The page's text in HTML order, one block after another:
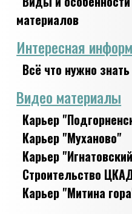
материалов
Интересная
Всё что нужно
Видео материалы
Карьер
Карьер "Муханово"
Карьер
Строительство
Карьер "Митина